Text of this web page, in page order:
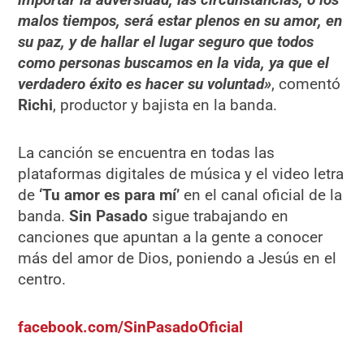
malos tiempos, será estar plenos en su amor, en
su paz, y de hallar el lugar seguro que todos
como personas buscamos en la vida, ya que el
verdadero éxito es hacer su voluntad», comentó
Richi, productor y bajista en la banda.
La canción se encuentra en todas las
plataformas digitales de música y el video letra
de ‘Tu amor es para mí’ en el canal oficial de la
banda.Sin Pasado sigue trabajando en
canciones que apuntan a la gente a conocer
más del amor de Dios, poniendo a Jesús en el
centro.
facebook.com/SinPasadoOficial